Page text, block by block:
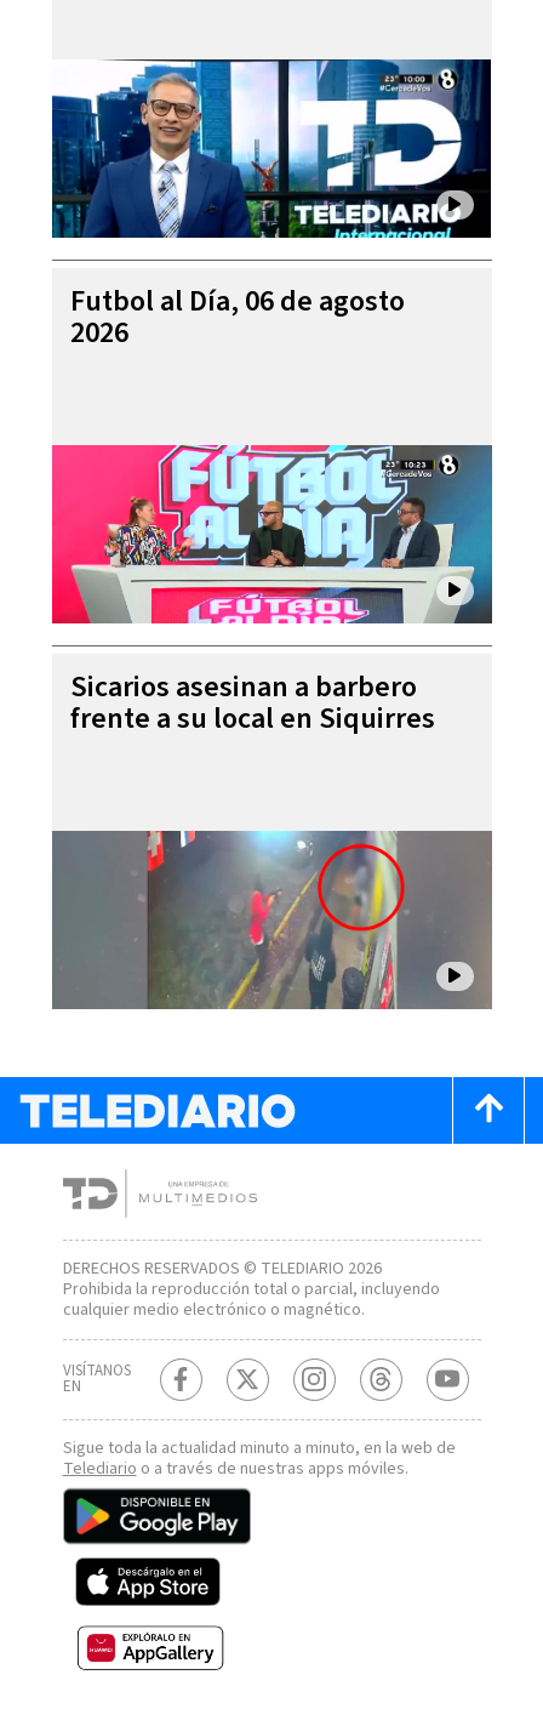
Futbol al Día, 06 de agosto
2026
Sicarios asesinan a barbero
frente a su local en Siquirres
DERECHOS RESERVADOS © TELEDIARIO 2026
Prohibida la reproducción total o parcial, incluyendo
cualquier medio electrónico o magnético.
VISÍTANOS
EN
Sigue toda la actualidad minuto a minuto, en la web de
Telediario o a través de nuestras apps móviles.